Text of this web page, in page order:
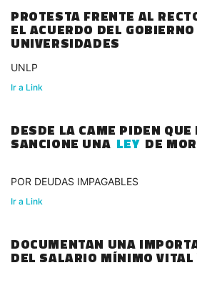
PROTESTA FRENTE AL
EL ACUERDO DEL
UNIVERSIDADES
UNLP
Ir a Link
DESDE LA CAME PIDEN QUE
SANCIONE UNA LEY DE
POR DEUDAS IMPAGABLES
Ir a Link
DOCUMENTAN UNA
DEL SALARIO MÍNIMO VITAL